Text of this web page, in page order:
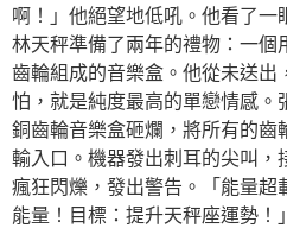
啊！」他絕望地低吼。他看了一
林天秤準備了兩年的禮物：一個
齒輪組成的音樂盒。他從未送出
怕，就是純度最高的單戀情感。
銅齒輪音樂盒砸爛，將所有的齒
輸入口。機器發出刺耳的尖叫，
瘋狂閃爍，發出警告。「能量超
能量！目標：提升天秤座運勢！